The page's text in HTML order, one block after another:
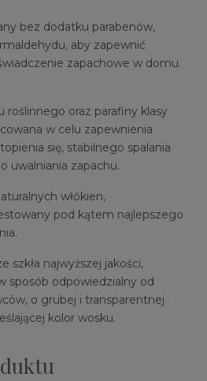
bez dodatku parabenów,
aby zapewnić
zapachowe w domu.
roślinnego oraz parafiny klasy
w celu zapewnienia
się, stabilnego spalania
uwalniania zapachu.
włókien,
pod kątem najlepszego
szkła najwyższej jakości,
sposób odpowiedzialny od
o grubej i transparentnej
kolor wosku.